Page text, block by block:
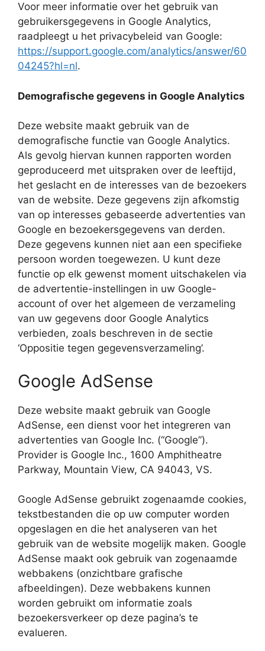
Voor meer informatie over het gebruik van
gebruikersgegevens in Google Analytics,
raadpleegt u het privacybeleid van Google:
https://support.google.com/analytics/answer/60
04245?hl=nl.
Demografische gegevens in Google Analytics
Deze website maakt gebruik van de
demografische functie van Google Analytics.
Als gevolg hiervan kunnen rapporten worden
geproduceerd met uitspraken over de leeftijd,
het geslacht en de interesses van de bezoekers
van de website. Deze gegevens zijn afkomstig
van op interesses gebaseerde advertenties van
Google en bezoekersgegevens van derden.
Deze gegevens kunnen niet aan een specifieke
persoon worden toegewezen. U kunt deze
functie op elk gewenst moment uitschakelen via
de advertentie-instellingen in uw Google-
account of over het algemeen de verzameling
van uw gegevens door Google Analytics
verbieden, zoals beschreven in de sectie
‘Oppositie tegen gegevensverzameling’.
Google AdSense
Deze website maakt gebruik van Google
AdSense, een dienst voor het integreren van
advertenties van Google Inc. (“Google”).
Provider is Google Inc., 1600 Amphitheatre
Parkway, Mountain View, CA 94043, VS.
Google AdSense gebruikt zogenaamde cookies,
tekstbestanden die op uw computer worden
opgeslagen en die het analyseren van het
gebruik van de website mogelijk maken. Google
AdSense maakt ook gebruik van zogenaamde
webbakens (onzichtbare grafische
afbeeldingen). Deze webbakens kunnen
worden gebruikt om informatie zoals
bezoekersverkeer op deze pagina’s te
evalueren.